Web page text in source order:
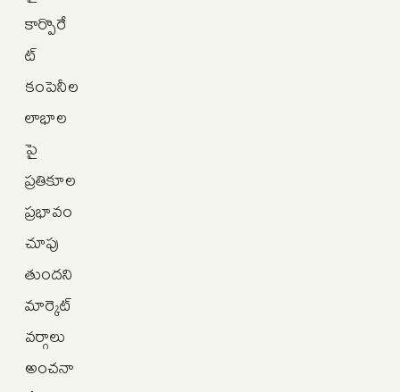
కార్పొరే
ట్
కంపెనీల
లాభాల
పై
ప్రతికూల
ప్రభావం
చూపు
తుందని
మార్కెట్
వర్గాలు
అంచనా